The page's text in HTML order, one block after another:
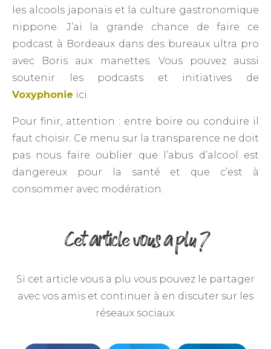
les alcools japonais et la culture gastronomique
nippone. J’ai la grande chance de faire ce
podcast à Bordeaux dans des bureaux ultra pro
avec Boris aux manettes. Vous pouvez aussi
soutenir les podcasts et initiatives de
Voxyphonie ici.
Pour finir, attention : entre boire ou conduire il
faut choisir. Ce menu sur la transparence ne doit
pas nous faire oublier que l’abus d’alcool est
dangereux pour la santé et que c’est à
consommer avec modération.
Cet article vous a plu ?
Si cet article vous a plu vous pouvez le partager
avec vos amis et continuer à en discuter sur les
réseaux sociaux.